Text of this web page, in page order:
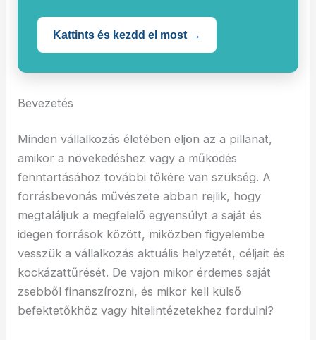
Kattints és kezdd el most →
Bevezetés
Minden vállalkozás életében eljön az a pillanat,
amikor a növekedéshez vagy a működés
fenntartásához további tőkére van szükség. A
forrásbevonás művészete abban rejlik, hogy
megtaláljuk a megfelelő egyensúlyt a saját és
idegen források között, miközben figyelembe
vesszük a vállalkozás aktuális helyzetét, céljait és
kockázattűrését. De vajon mikor érdemes saját
zsebből finanszírozni, és mikor kell külső
befektetőkhöz vagy hitelintézetekhez fordulni?